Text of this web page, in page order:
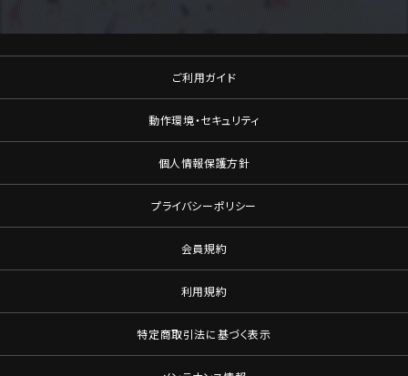
ご利用ガイド
動作環境・セキュリティ
個人情報保護方針
プライバシーポリシー
会員規約
利用規約
特定商取引法に基づく表示